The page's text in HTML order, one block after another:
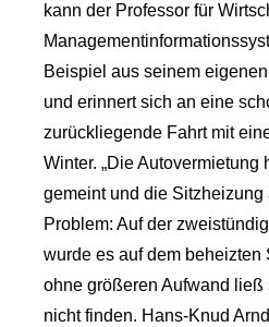
kann der Professor für
Beispiel aus seinem
und erinnert sich an eine
zurückliegende Fahrt mit
Winter. „Die Autovermietung
gemeint und die Sitzheizung
Problem: Auf der
wurde es auf dem beheizten
ohne größeren Aufwand ließ
nicht finden. Hans-Knud